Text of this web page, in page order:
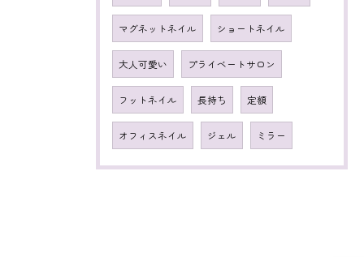
マグネットネイル ショートネイル
大人可愛い プライベートサロン
フットネイル 長持ち 定額
オフィスネイル ジェル ミラー